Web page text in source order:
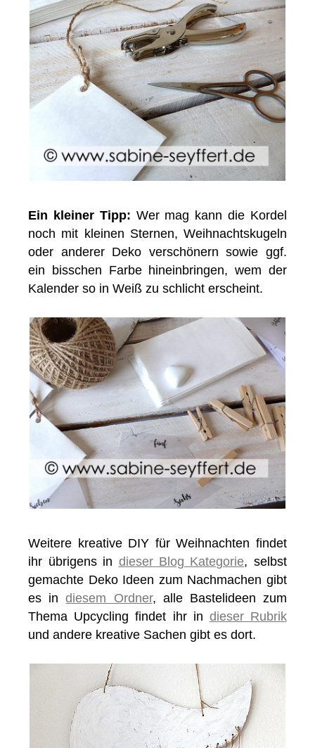
Ein kleiner Tipp: Wer mag kann die Kordel
noch mit kleinen Sternen, Weihnachtskugeln
oder anderer Deko verschönern sowie ggf.
ein bisschen Farbe hineinbringen, wem der
Kalender so in Weiß zu schlicht erscheint.
Weitere kreative DIY für Weihnachten findet
ihr übrigens in dieser Blog Kategorie, selbst
gemachte Deko Ideen zum Nachmachen gibt
es indiesem Ordner, alle Bastelideen zum
Thema Upcycling findet ihr in dieser Rubrik
und andere kreative Sachen gibt es dort.